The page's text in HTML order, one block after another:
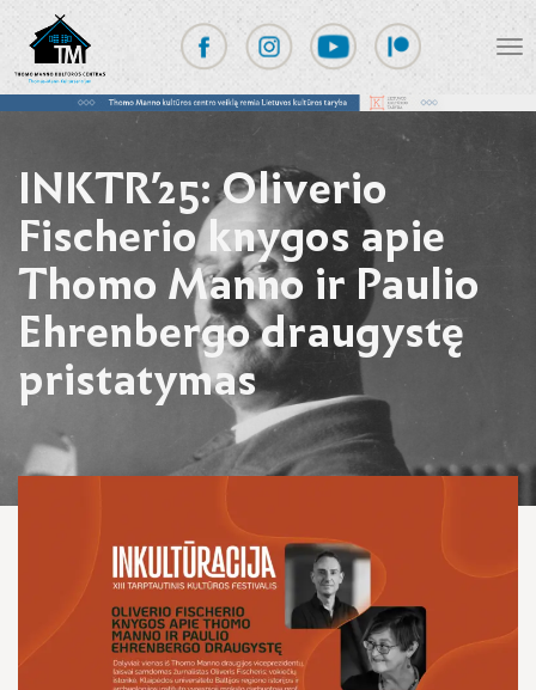
INKTR’25: Oliverio
Fischerio knygos apie
Thomo Manno ir Paulio
Ehrenbergo draugystę
pristatymas